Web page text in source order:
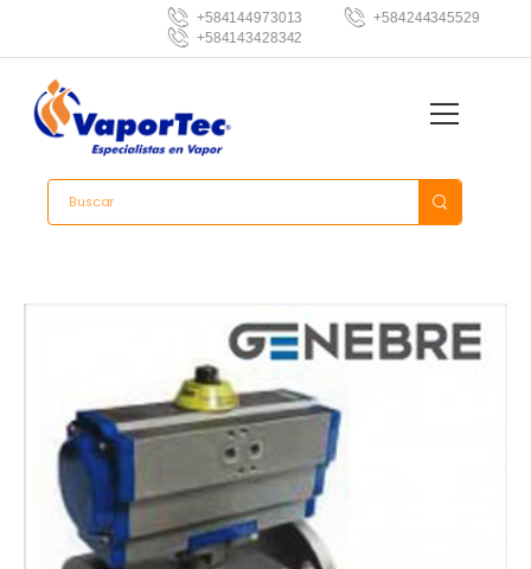
+584144973013
+584244345529
+584143428342